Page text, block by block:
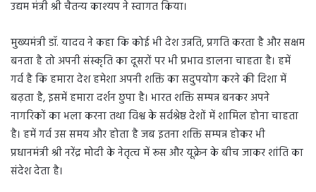
उद्यम मंत्री श्री चैतन्य काश्यप ने स्वागत किया।
मुख्यमंत्री डॉ. यादव ने कहा कि कोई भी देश उन्नति, प्रगति करता है और सक्षम
बनता है तो अपनी संस्कृति का दूसरों पर भी प्रभाव डालना चाहता है। हमें
गर्व है कि हमारा देश हमेशा अपनी शक्ति का सदुपयोग करने की दिशा में
बढ़ता है, इसमें हमारा दर्शन छुपा है। भारत शक्ति सम्पन्न बनकर अपने
नागरिकों का भला करना तथा विश्व के सर्वश्रेष्ठ देशों में शामिल होना चाहता
है। हमें गर्व उस समय और होता है जब इतना शक्ति सम्पन्न होकर भी
प्रधानमंत्री श्री नरेंद्र मोदी के नेतृत्व में रूस और यूक्रेन के बीच जाकर शांति का
संदेश देता है।